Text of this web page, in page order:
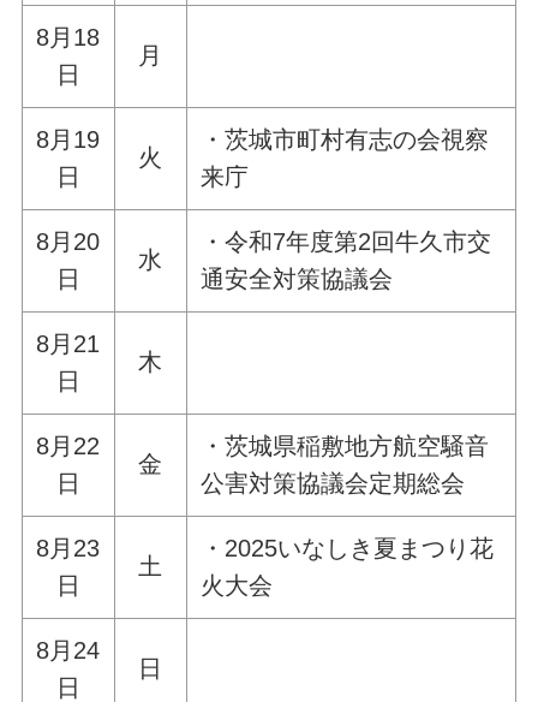
8月18
日
月
8月19
日
火
・茨城市町村有志の会視察
来庁
8月20
日
水
・令和7年度第2回牛久市交
通安全対策協議会
8月21
日
木
8月22
日
金
・茨城県稲敷地方航空騒音
公害対策協議会定期総会
8月23
日
土
・2025いなしき夏まつり花
火大会
8月24
日
日